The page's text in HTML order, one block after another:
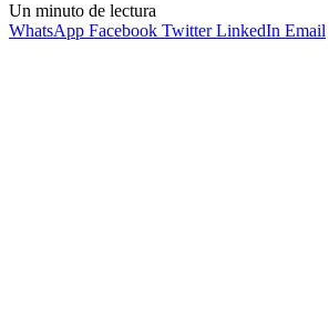
Un minuto de lectura
WhatsApp Facebook Twitter LinkedIn Email